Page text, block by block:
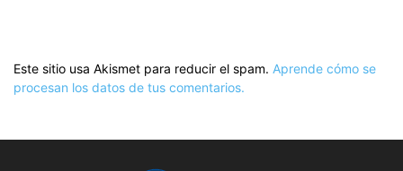
Este sitio usa Akismet para reducir el spam. Aprende cómo se
procesan los datos de tus comentarios.